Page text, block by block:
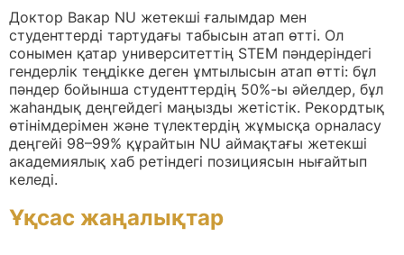
Доктор Вакар NU жетекші ғалымдар мен
студенттерді тартудағы табысын атап өтті. Ол
сонымен қатар университеттің STEM пәндеріндегі
гендерлік теңдікке деген ұмтылысын атап өтті: бұл
пәндер бойынша студенттердің 50%-ы әйелдер, бұл
жаһандық деңгейдегі маңызды жетістік. Рекордтық
өтінімдерімен және түлектердің жұмысқа орналасу
деңгейі 98–99% құрайтын NU аймақтағы жетекші
академиялық хаб ретіндегі позициясын нығайтып
келеді.
Ұқсас жаңалықтар